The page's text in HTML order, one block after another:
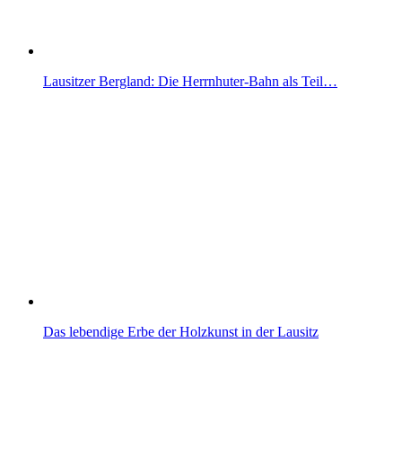
Lausitzer Bergland: Die Herrnhuter-Bahn als Teil…
Das lebendige Erbe der Holzkunst in der Lausitz